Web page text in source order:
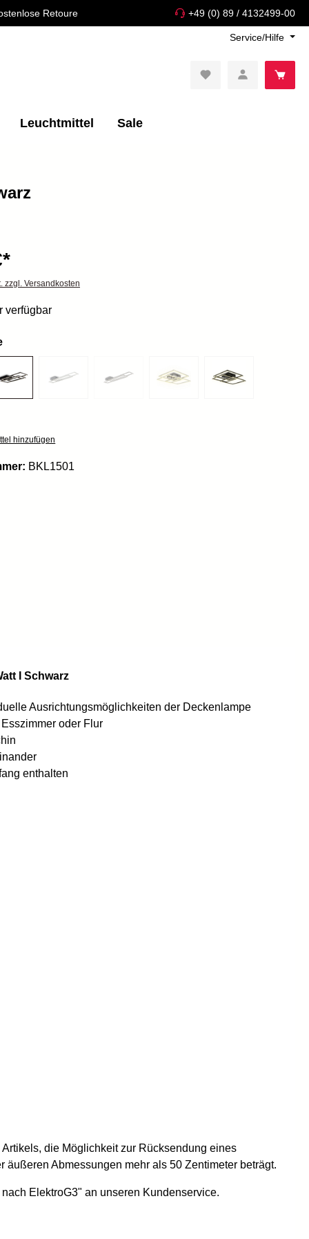
Retoure +49 (0) 89 / 4132499-00
Service/Hilfe
Leuchtmittel Sale
zzgl. Versandkosten
verfügbar
hinzufügen
BKL1501
I Schwarz
Ausrichtungsmöglichkeiten der Deckenlampe
oder Flur
enthalten
die Möglichkeit zur Rücksendung eines
Abmessungen mehr als 50 Zentimeter beträgt.
ElektroG3" an unseren Kundenservice.